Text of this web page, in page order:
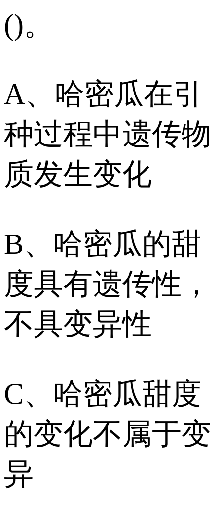
()。
A、哈密瓜在引
种过程中遗传物
质发生变化
B、哈密瓜的甜
度具有遗传性，
不具变异性
C、哈密瓜甜度
的变化不属于变
异